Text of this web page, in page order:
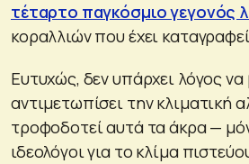
τέταρτο παγκόσμιο γεγονός
κοραλλιών που έχει
Ευτυχώς, δεν υπάρχει λόγος να
αντιμετωπίσει την κλιματική
τροφοδοτεί αυτά τα άκρα —
ιδεολόγοι για το κλίμα